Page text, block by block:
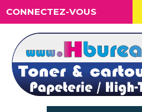
CONNECTEZ-VOUS